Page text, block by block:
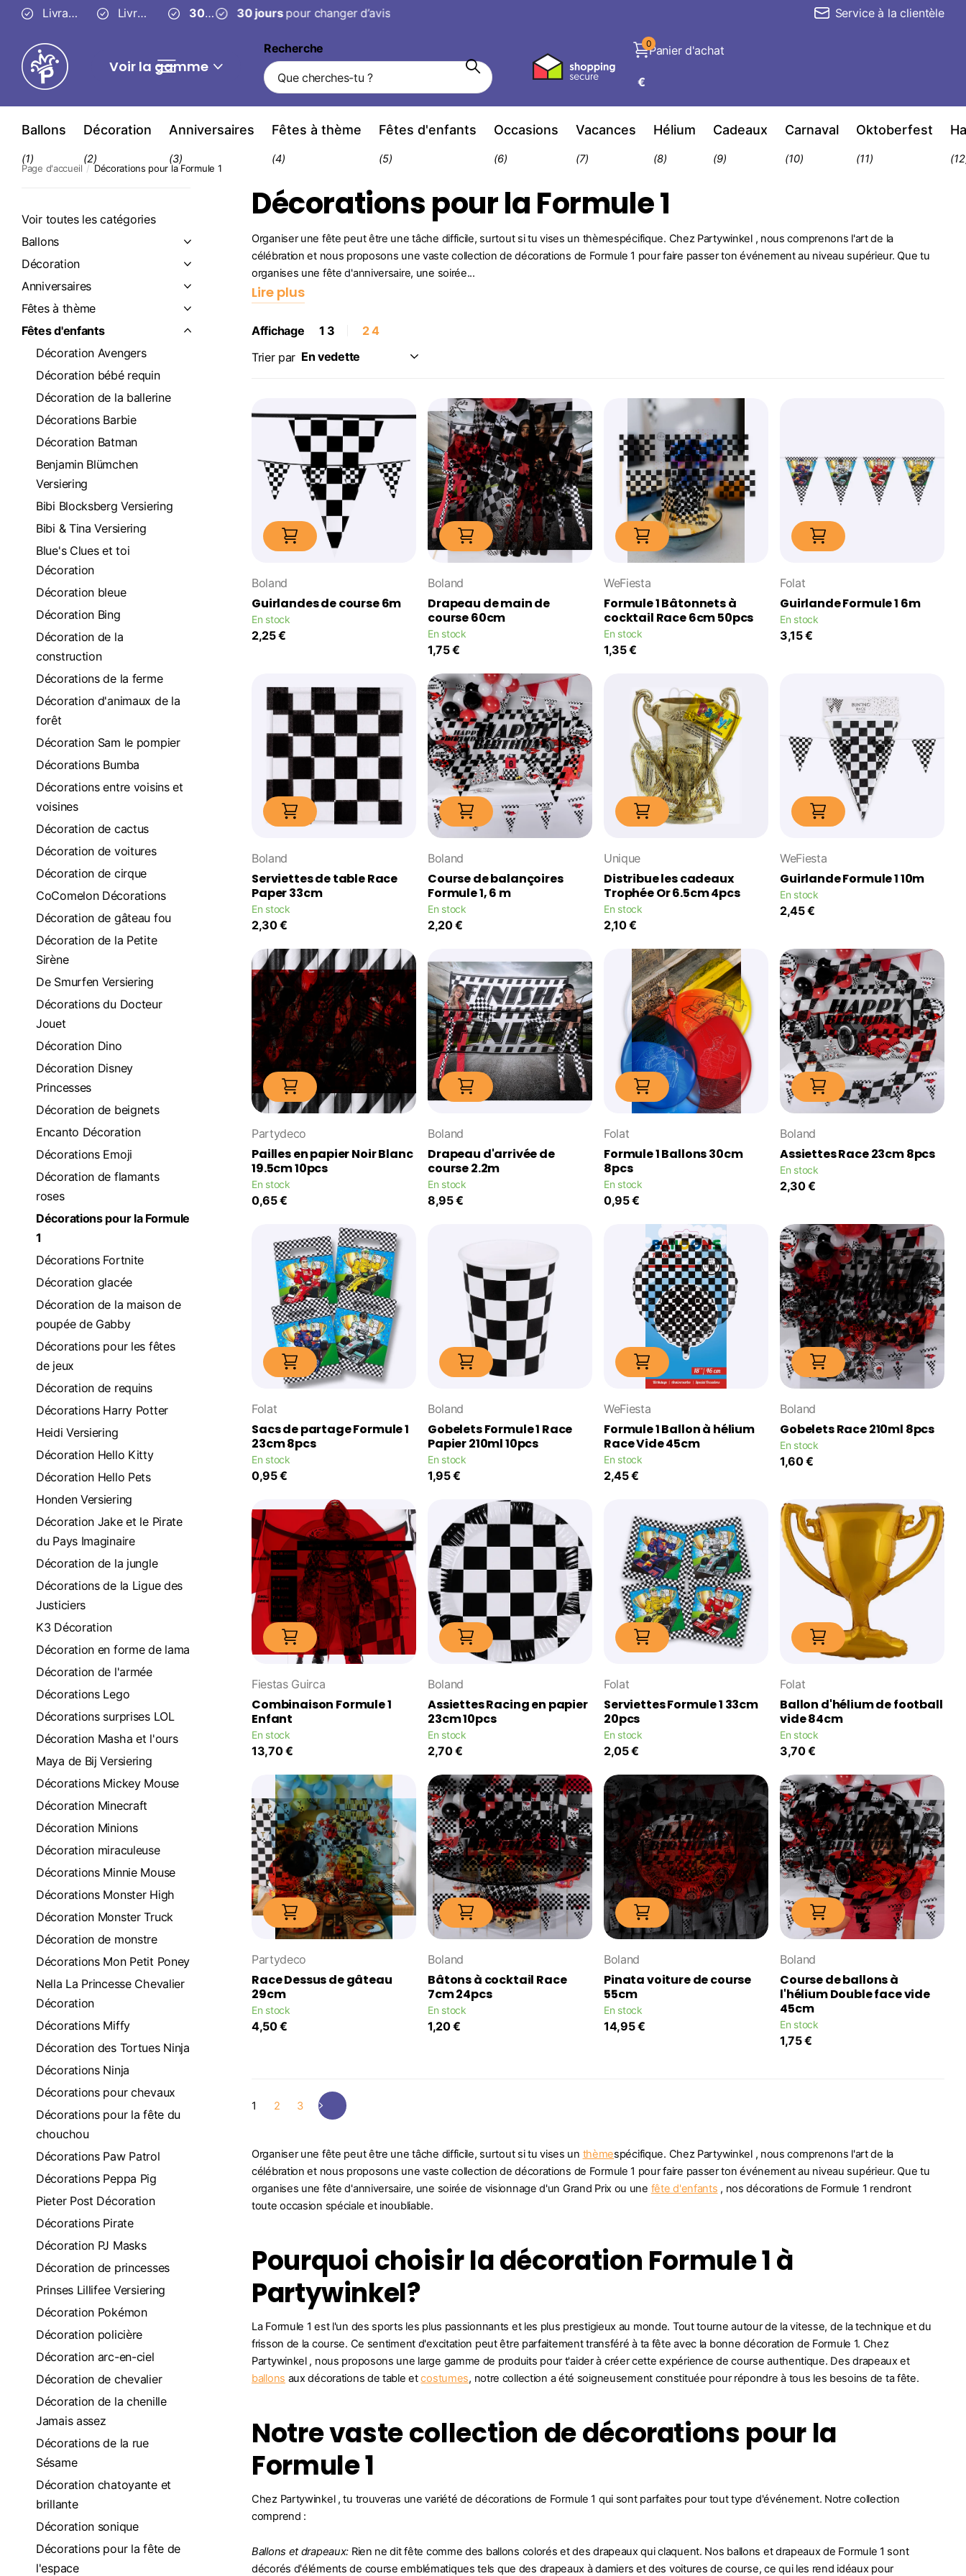
Livraison fiable en 3 à 4 joursouvrés
Livraison gratuiteà partir de 49 €
30 jours pour changer d’avis
30 jourspour changer d’avis Service à la clientèle
Voir la gamme
Recherche Panier d'achat
0
€
Ballons
(1)
Décoration
(2)
Anniversaires
(3)
Fêtes à thème
(4)
Fêtes d'enfants
(5)
Occasions
(6)
Vacances
(7)
Hélium
(8)
Cadeaux
(9)
Carnaval
(10)
Oktoberfest
(11)
Page d'accueil Décorations pour la Formule 1
Décorations pour la Formule 1
Organiser une fête peut être une tâche difficile, surtout si tu vises un thèmespécifique. Chez Partywinkel , nous comprenons l'art de la
célébration et nous proposons une vaste collection de décorations de Formule 1 pour faire passer ton événement au niveau supérieur. Que tu
organises une fête d'anniversaire, une soirée...
Lire plus
Affichage 1 3 24
Trier par
Boland
Guirlandes de course 6m
En stock
2,25 €
Boland
Drapeau de main de
course 60cm
En stock
1,75 €
WeFiesta
Formule 1 Bâtonnets à
cocktail Race 6cm 50pcs
En stock
1,35 €
Folat
Guirlande Formule 1 6m
En stock
3,15 €
Boland
Serviettes de table Race
Paper 33cm
En stock
2,30 €
Boland
Course de balançoires
Formule 1, 6 m
En stock
2,20 €
Unique
Distribue les cadeaux
Trophée Or 6.5cm 4pcs
En stock
2,10 €
WeFiesta
Guirlande Formule 1 10m
En stock
2,45 €
Partydeco
Pailles en papier Noir Blanc
19.5cm 10pcs
En stock
0,65 €
Boland
Drapeau d'arrivée de
course 2.2m
En stock
8,95 €
Folat
Formule 1 Ballons 30cm
8pcs
En stock
0,95 €
Boland
Assiettes Race 23cm 8pcs
En stock
2,30 €
Folat
Sacs de partage Formule 1
23cm 8pcs
En stock
0,95 €
Boland
Gobelets Formule 1 Race
Papier 210ml 10pcs
En stock
1,95 €
WeFiesta
Formule 1 Ballon à hélium
Race Vide 45cm
En stock
2,45 €
Boland
Gobelets Race 210ml 8pcs
En stock
1,60 €
Fiestas Guirca
Combinaison Formule 1
Enfant
En stock
13,70 €
Boland
Assiettes Racing en papier
23cm 10pcs
En stock
2,70 €
Folat
Serviettes Formule 1 33cm
20pcs
En stock
2,05 €
Folat
Ballon d'hélium de football
vide 84cm
En stock
3,70 €
Partydeco
Race Dessus de gâteau
29cm
En stock
4,50 €
Boland
Bâtons à cocktail Race
7cm 24pcs
En stock
1,20 €
Boland
Pinata voiture de course
55cm
En stock
14,95 €
Boland
Course de ballons à
l'hélium Double face vide
45cm
En stock
1,75 €
1 2 3
Organiser une fête peut être une tâche difficile, surtout si tu vises un thèmespécifique. Chez Partywinkel , nous comprenons l'art de la
célébration et nous proposons une vaste collection de décorations de Formule 1 pour faire passer ton événement au niveau supérieur. Que tu
organises une fête d'anniversaire, une soirée de visionnage d'un Grand Prix ou une fête d'enfants , nos décorations de Formule 1 rendront
toute occasion spéciale et inoubliable.
Pourquoi choisir la décoration Formule 1 à
Partywinkel?
La Formule 1 est l'un des sports les plus passionnants et les plus prestigieux au monde. Tout tourne autour de la vitesse, de la technique et du
frisson de la course. Ce sentiment d'excitation peut être parfaitement transféré à ta fête avec la bonne décoration de Formule 1. Chez
Partywinkel , nous proposons une large gamme de produits pour t'aider à créer cette expérience de course authentique. Des drapeaux et
ballons aux décorations de table etcostumes, notre collection a été soigneusement constituée pour répondre à tous les besoins de ta fête.
Notre vaste collection de décorations pour la
Formule 1
Chez Partywinkel , tu trouveras une variété de décorations de Formule 1 qui sont parfaites pour tout type d'événement. Notre collection
comprend :
Ballons et drapeaux: Rien ne dit fête comme des ballons colorés et des drapeaux qui claquent. Nos ballons et drapeaux de Formule 1 sont
décorés d'éléments de course emblématiques tels que des drapeaux à damiers et des voitures de course, ce qui les rend idéaux pour
Voir toutes les catégories
Ballons
Décoration
Anniversaires
Fêtes à thème
Fêtes d'enfants
Décoration Avengers
Décoration bébé requin
Décoration de la ballerine
Décorations Barbie
Décoration Batman
Benjamin Blümchen
Versiering
Bibi Blocksberg Versiering
Bibi & Tina Versiering
Blue's Clues et toi
Décoration
Décoration bleue
Décoration Bing
Décoration de la
construction
Décorations de la ferme
Décoration d'animaux de la
forêt
Décoration Sam le pompier
Décorations Bumba
Décorations entre voisins et
voisines
Décoration de cactus
Décoration de voitures
Décoration de cirque
CoComelon Décorations
Décoration de gâteau fou
Décoration de la Petite
Sirène
De Smurfen Versiering
Décorations du Docteur
Jouet
Décoration Dino
Décoration Disney
Princesses
Décoration de beignets
Encanto Décoration
Décorations Emoji
Décoration de flamants
roses
Décorations pour la Formule
1
Décorations Fortnite
Décoration glacée
Décoration de la maison de
poupée de Gabby
Décorations pour les fêtes
de jeux
Décoration de requins
Décorations Harry Potter
Heidi Versiering
Décoration Hello Kitty
Décoration Hello Pets
Honden Versiering
Décoration Jake et le Pirate
du Pays Imaginaire
Décoration de la jungle
Décorations de la Ligue des
Justiciers
K3 Décoration
Décoration en forme de lama
Décoration de l'armée
Décorations Lego
Décorations surprises LOL
Décoration Masha et l'ours
Maya de Bij Versiering
Décorations Mickey Mouse
Décoration Minecraft
Décoration Minions
Décoration miraculeuse
Décorations Minnie Mouse
Décorations Monster High
Décoration Monster Truck
Décoration de monstre
Décorations Mon Petit Poney
Nella La Princesse Chevalier
Décoration
Décorations Miffy
Décoration des Tortues Ninja
Décorations Ninja
Décorations pour chevaux
Décorations pour la fête du
chouchou
Décorations Paw Patrol
Décorations Peppa Pig
Pieter Post Décoration
Décorations Pirate
Décoration PJ Masks
Décoration de princesses
Prinses Lillifee Versiering
Décoration Pokémon
Décoration policière
Décoration arc-en-ciel
Décoration de chevalier
Décoration de la chenille
Jamais assez
Décorations de la rue
Sésame
Décoration chatoyante et
brillante
Décoration sonique
Décorations pour la fête de
l'espace